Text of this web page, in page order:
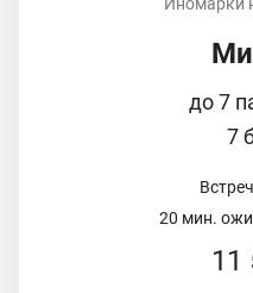
Иномарки
до 7
7
20 мин.
11